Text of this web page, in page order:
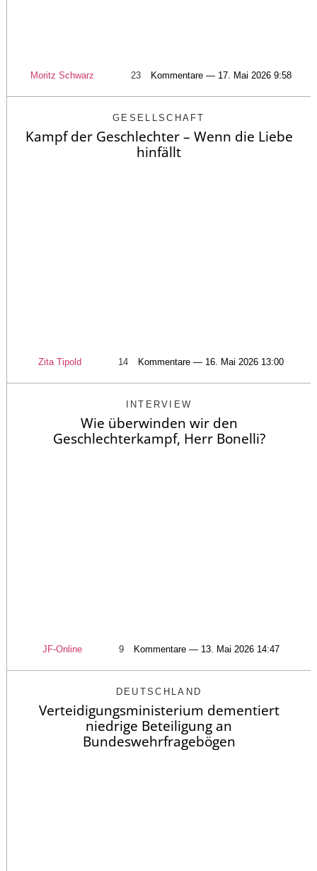
Moritz Schwarz 23 Kommentare — 17. Mai 2026 9:58
GESELLSCHAFT
Kampf der Geschlechter – Wenn die Liebe
hinfällt
Zita Tipold 14 Kommentare — 16. Mai 2026 13:00
INTERVIEW
Wie überwinden wir den
Geschlechterkampf, Herr Bonelli?
JF-Online 9 Kommentare — 13. Mai 2026 14:47
DEUTSCHLAND
Verteidigungsministerium dementiert
niedrige Beteiligung an
Bundeswehrfragebögen